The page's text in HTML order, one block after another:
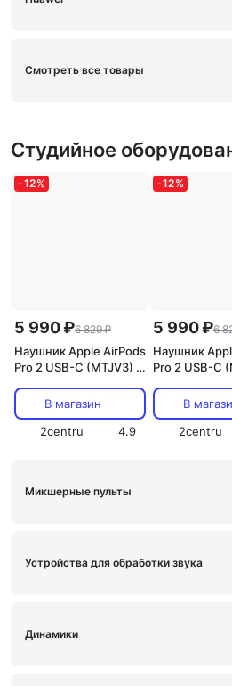
Смотреть все товары
Студийное
-12%
5 990 ₽6 829 ₽
Наушник Apple AirPods
Pro 2 USB-C (MTJV3) L
В магазин
2centru
4.9
-12%
5 990 ₽6
Наушник
Pro 2 USB-C
В
2centru
Микшерные пульты
Устройства для обработки звука
Динамики